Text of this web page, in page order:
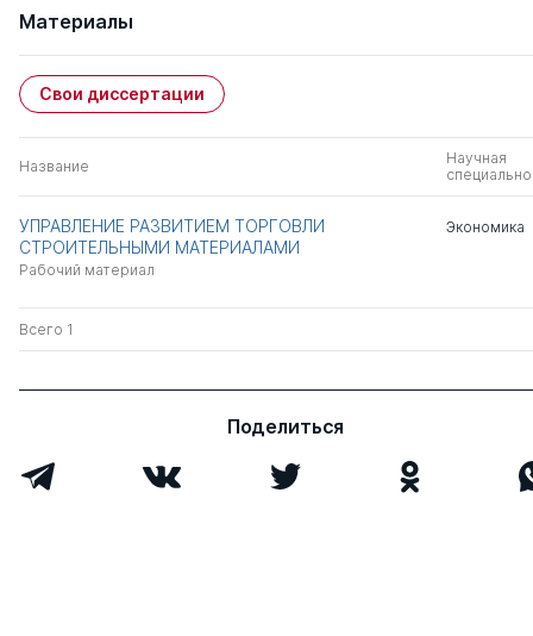
Материалы
Свои диссертации
Название
Научная
УПРАВЛЕНИЕ РАЗВИТИЕМ ТОРГОВЛИ
СТРОИТЕЛЬНЫМИ МАТЕРИАЛАМИ
Рабочий материал
Экономика
Всего 1
Поделиться